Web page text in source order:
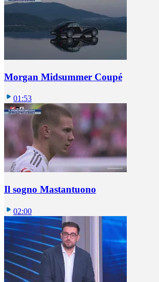
Morgan Midsummer Coupé
01:53
Il sogno Mastantuono
02:00